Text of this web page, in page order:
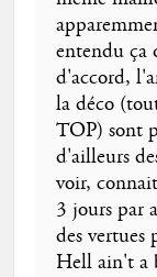
entendu ça
d'accord,
la déco
TOP) sont
d'ailleurs
voir,
3 jours par
des vertues
Hell ain't a